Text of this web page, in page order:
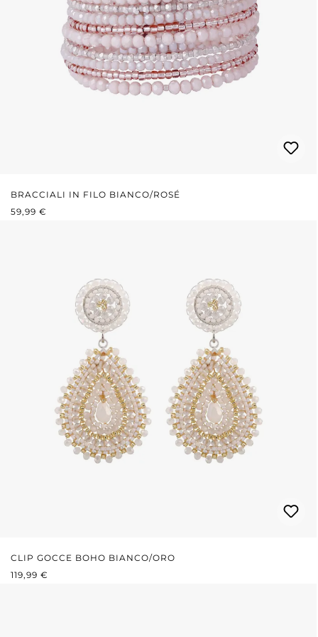
BRACCIALI IN FILO BIANCO/ROSÉ
PREZZO NORMALE:
59,99 €
CLIP GOCCE BOHO BIANCO/ORO
PREZZO NORMALE:
119,99 €